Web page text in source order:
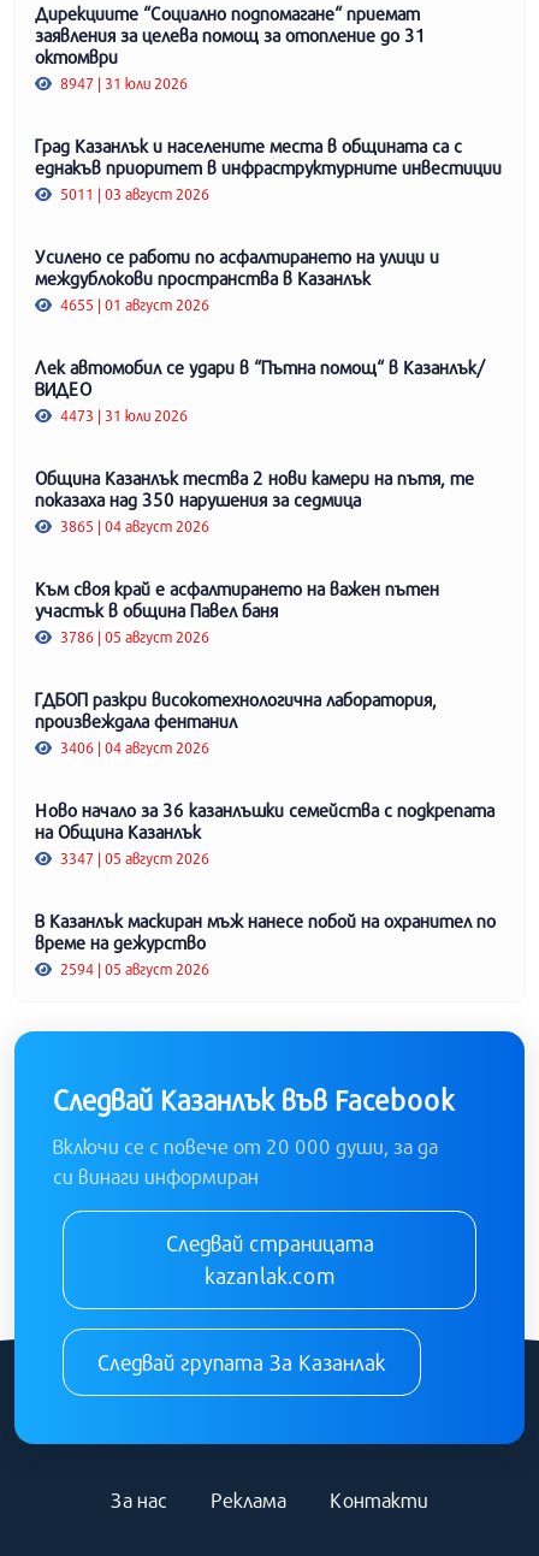
Дирекциите “Социално подпомагане“ приемат
заявления за целева помощ за отопление до 31
октомври
8947 | 31 юли 2026
Град Казанлък и населените места в общината са с
еднакъв приоритет в инфраструктурните инвестиции
5011 | 03 август 2026
Усилено се работи по асфалтирането на улици и
междублокови пространства в Казанлък
4655 | 01 август 2026
Лек автомобил се удари в “Пътна помощ“ в Казанлък/
ВИДЕО
4473 | 31 юли 2026
Община Казанлък тества 2 нови камери на пътя, те
показаха над 350 нарушения за седмица
3865 | 04 август 2026
Към своя край е асфалтирането на важен пътен
участък в община Павел баня
3786 | 05 август 2026
ГДБОП разкри високотехнологична лаборатория,
произвеждала фентанил
3406 | 04 август 2026
Ново начало за 36 казанлъшки семейства с подкрепата
на Община Казанлък
3347 | 05 август 2026
В Казанлък маскиран мъж нанесе побой на охранител по
време на дежурство
2594 | 05 август 2026
Следвай Казанлък във Facebook
Включи се с повече от 20 000 души, за да
си винаги информиран
Следвай страницата
kazanlak.com
Следвай групата За Казанлак
За нас Реклама Контакти